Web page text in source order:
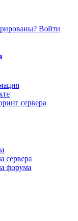
Войти
сервера
сервера
форума